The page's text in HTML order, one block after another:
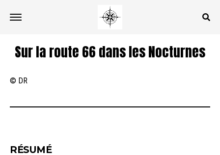
Sur la route 66 dans les Nocturnes
© DR
RÉSUMÉ